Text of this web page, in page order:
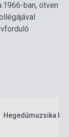
1966-ban, ötven
Hegedűmuzsika